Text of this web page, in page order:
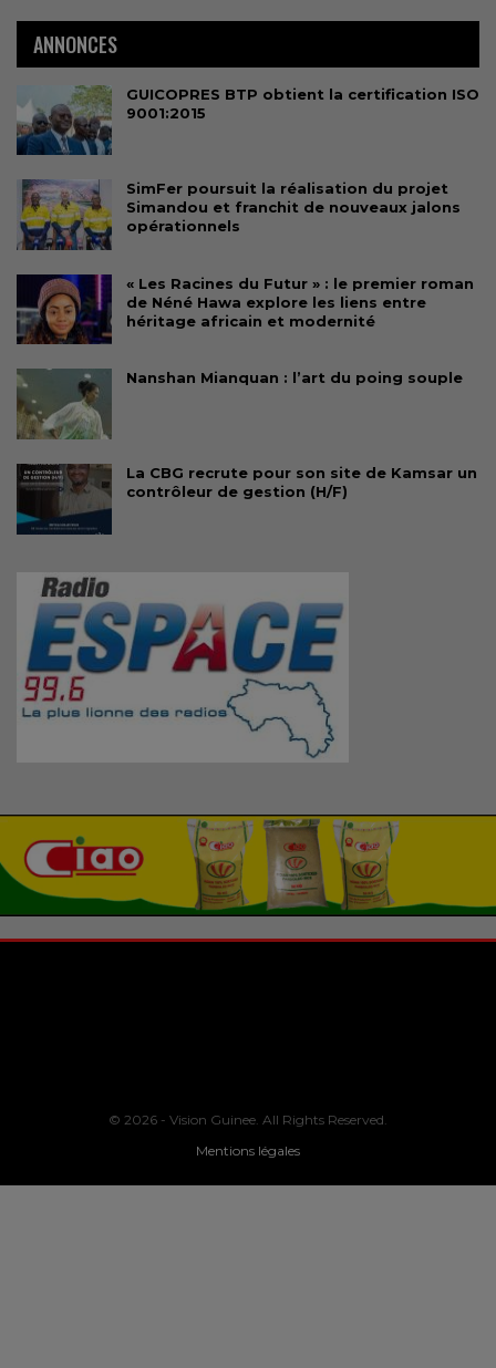
ANNONCES
GUICOPRES BTP obtient la certification ISO
9001:2015
SimFer poursuit la réalisation du projet
Simandou et franchit de nouveaux jalons
opérationnels
« Les Racines du Futur » : le premier roman
de Néné Hawa explore les liens entre
héritage africain et modernité
Nanshan Mianquan : l’art du poing souple
La CBG recrute pour son site de Kamsar un
contrôleur de gestion (H/F)
© 2026 - Vision Guinee. All Rights Reserved.
Mentions légales